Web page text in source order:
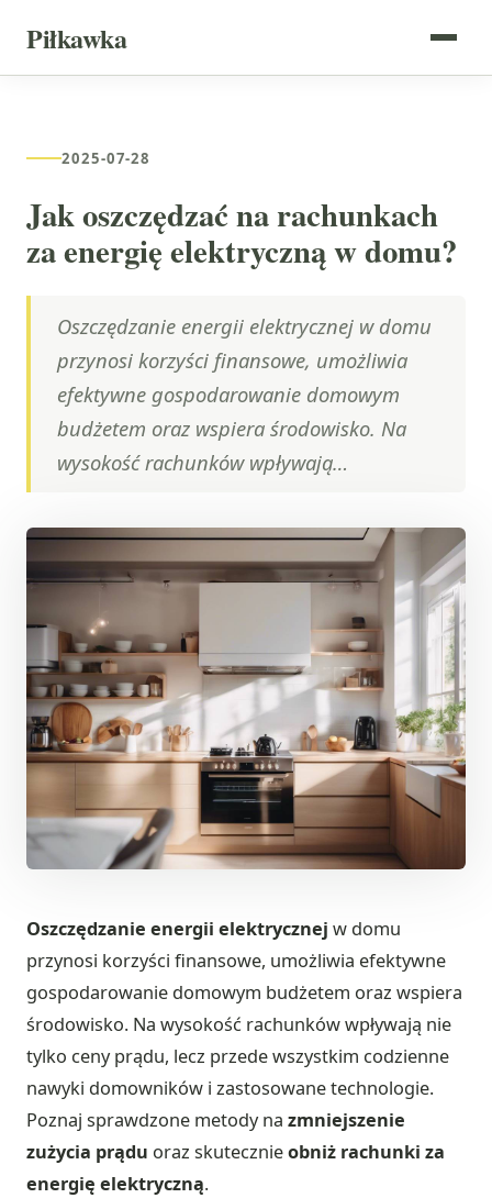
Piłkawka
2025-07-28
Jak oszczędzać na rachunkach
za energię elektryczną w domu?
Oszczędzanie energii elektrycznej w domu
przynosi korzyści finansowe, umożliwia
efektywne gospodarowanie domowym
budżetem oraz wspiera środowisko. Na
wysokość rachunków wpływają…
Oszczędzanie energii elektrycznej w domu
przynosi korzyści finansowe, umożliwia efektywne
gospodarowanie domowym budżetem oraz wspiera
środowisko. Na wysokość rachunków wpływają nie
tylko ceny prądu, lecz przede wszystkim codzienne
nawyki domowników i zastosowane technologie.
Poznaj sprawdzone metody na zmniejszenie
zużycia prądu oraz skutecznieobniż rachunki za
energię elektryczną.